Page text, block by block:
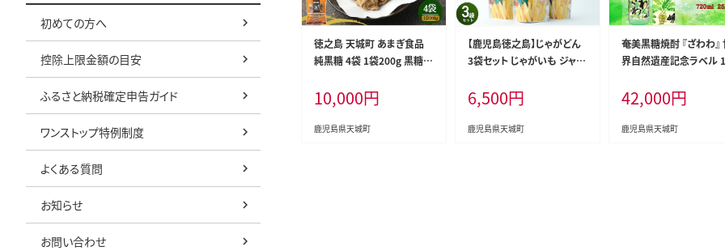
初めての方へ
控除上限金額の目安
ふるさと納税確定申告ガイド
ワンストップ特例制度
よくある質問
お知らせ
お問い合わせ
徳之島 天城町 あまぎ食品
純黒糖 4袋 1袋200g 黒糖
ビ
10,000円
鹿児島県天城町
【鹿児島徳之島】じゃがどん
3袋セット じゃがいも ジャガ
やつ AU-1-N
6,500円
鹿児島県天城町
奄美黒糖焼酎 『ざわわ』
界自然遺産記念ラベル
42,000円
鹿児島県天城町